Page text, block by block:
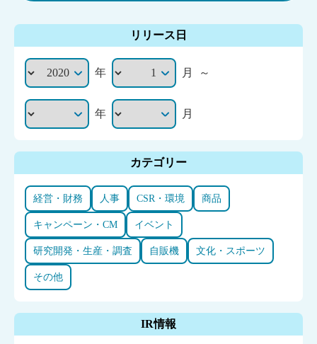
リリース日
年 月 ～
年 月
カテゴリー
経営・財務 人事 CSR・環境 商品
キャンペーン・CM イベント
研究開発・生産・調査 自販機 文化・スポーツ
その他
IR情報